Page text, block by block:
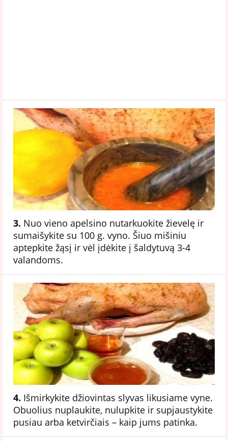
3. Nuo vieno apelsino nutarkuokite žievelę ir
sumaišykite su 100 g. vyno. Šiuo mišiniu
aptepkite žąsį ir vėl įdėkite į šaldytuvą 3-4
valandoms.
4. Išmirkykite džiovintas slyvas likusiame vyne.
Obuolius nuplaukite, nulupkite ir supjaustykite
pusiau arba ketvirčiais – kaip jums patinka.